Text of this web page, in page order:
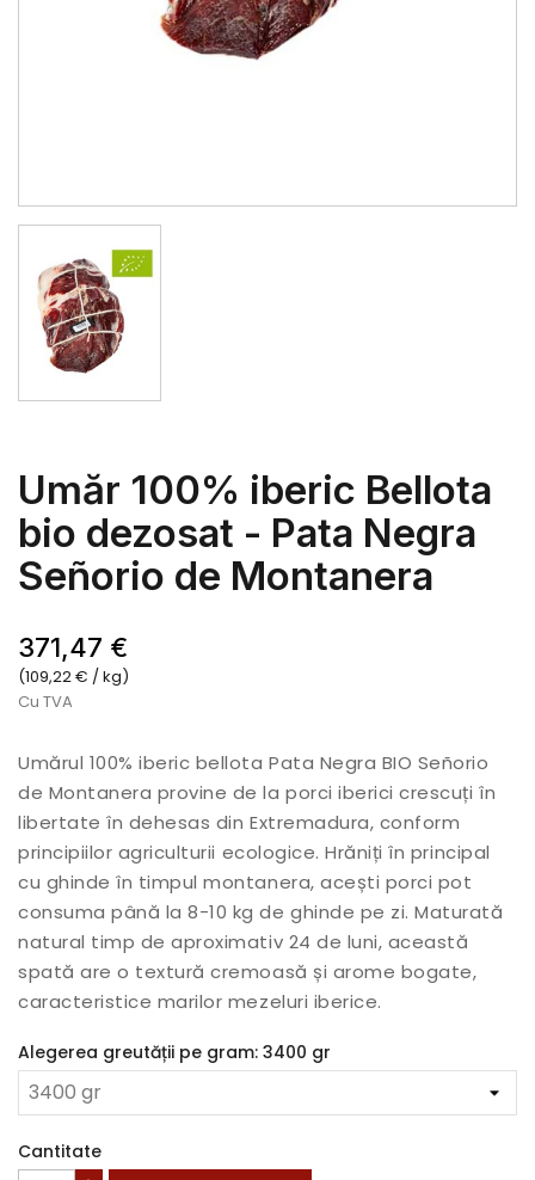
Umăr 100% iberic Bellota
bio dezosat - Pata Negra
Señorio de Montanera
371,47 €
(109,22 € / kg)
Cu TVA
Umărul 100% iberic bellota Pata Negra BIO Señorio
de Montanera provine de la porci iberici crescuți în
libertate în dehesas din Extremadura, conform
principiilor agriculturii ecologice. Hrăniți în principal
cu ghinde în timpul montanera, acești porci pot
consuma până la 8-10 kg de ghinde pe zi. Maturată
natural timp de aproximativ 24 de luni, această
spată are o textură cremoasă și arome bogate,
caracteristice marilor mezeluri iberice.
Alegerea greutății pe gram: 3400 gr
Cantitate